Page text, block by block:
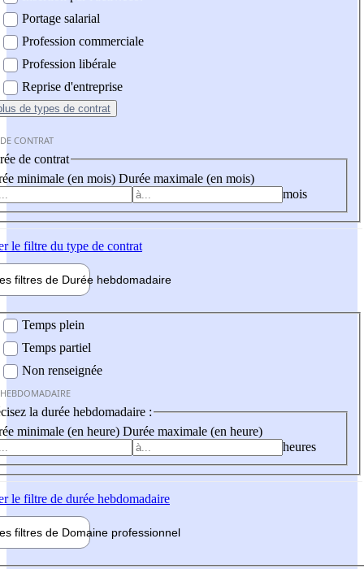
Portage salarial
Profession commerciale
Profession libérale
Reprise d'entreprise
de types de contrat
CONTRAT
de contrat
minimale (en mois) Durée maximale (en mois)
mois
le filtre du type de contrat
filtres de Durée hebdomadaire
Temps plein
Temps partiel
Non renseignée
la durée hebdomadaire :
minimale (en heure) Durée maximale (en heure)
heures
le filtre de durée hebdomadaire
filtres de Domaine professionnel